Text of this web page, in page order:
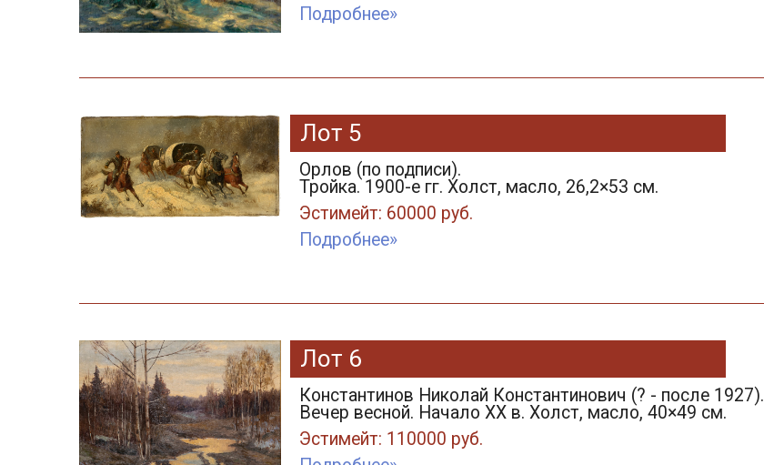
Подробнее»
Лот 5
Орлов (по подписи).
Тройка. 1900-е гг. Холст, масло, 26,2×53 см.
Эстимейт: 60000 руб.
Подробнее»
Лот 6
Константинов Николай Константинович (? - после 1927).
Вечер весной. Начало XX в. Холст, масло, 40×49 см.
Эстимейт: 110000 руб.